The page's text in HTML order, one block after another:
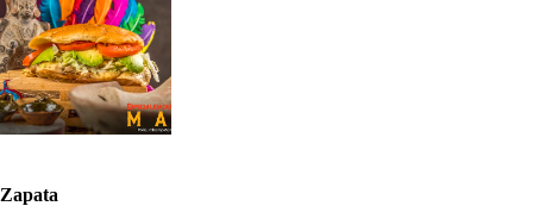
Zapata